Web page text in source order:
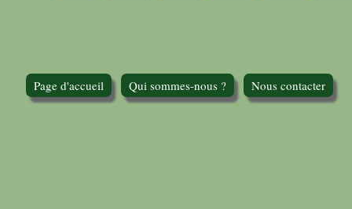
Page d'accueil Qui sommes-nous ? Nous contacter